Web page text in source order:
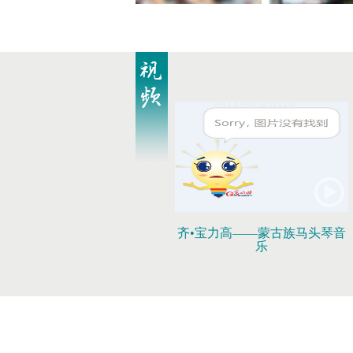
齐•宝力高——蒙古族马头琴音
乐